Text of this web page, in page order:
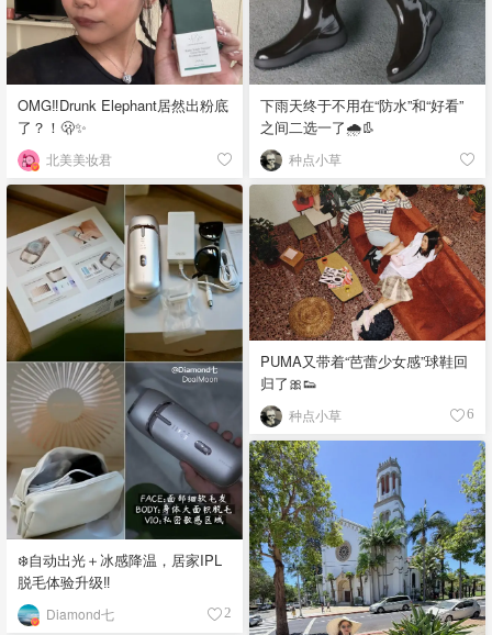
下雨天终于不用在“防水”和“好看”
之间二选一了🌧️👢
种点小草
OMG‼️Drunk Elephant居然出粉底
了？！🫢✨
北美美妆君
PUMA又带着“芭蕾少女感”球鞋回
归了🎀👟
种点小草 6
❄️自动出光＋冰感降温，居家IPL
脱毛体验升级‼️
Diamond七 2